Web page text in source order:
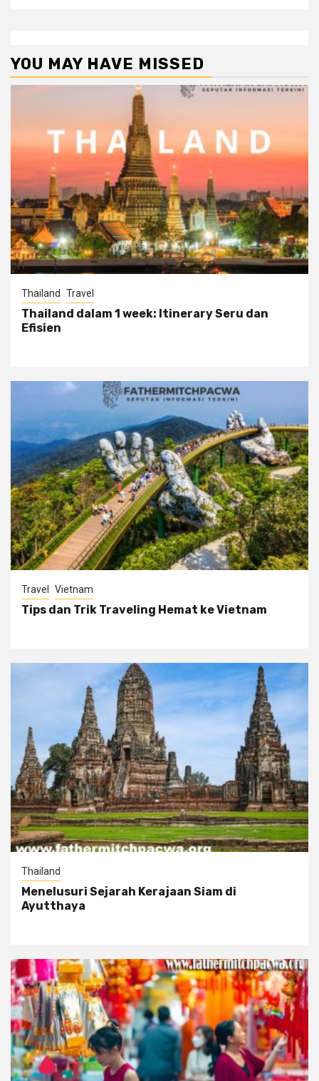
YOU MAY HAVE MISSED
Thailand Travel
Thailand dalam 1 week: Itinerary Seru dan
Efisien
Travel Vietnam
Tips dan Trik Traveling Hemat ke Vietnam
Thailand
Menelusuri Sejarah Kerajaan Siam di
Ayutthaya